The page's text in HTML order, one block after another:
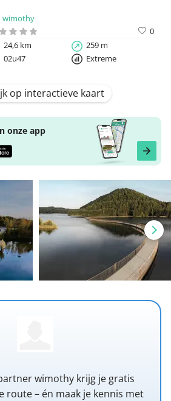
wimothy
0
24,6 km
259 m
02u47
Extreme
op interactieve kaart
onze app
wimothy krijg je gratis
route – én maak je kennis met